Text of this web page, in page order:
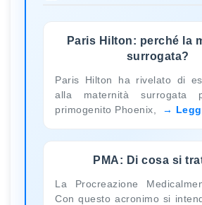
Paris Hilton: perché la
surrogata?
Paris Hilton ha rivelato di
alla maternità
primogenito Phoenix,
PMA: Di cosa si
La Procreazione
Con questo acronimo si